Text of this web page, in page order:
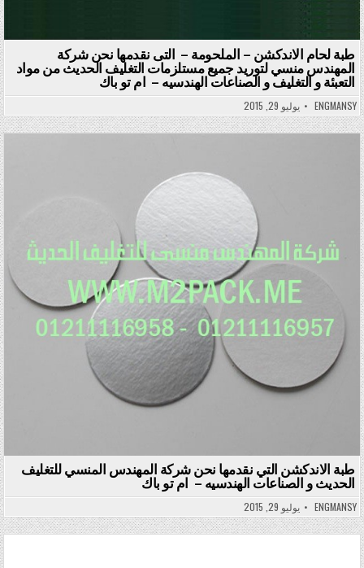
طبة لحام الاندكشن – الملحومة – التى نقدمها نحن شركة
المهندس منسي لتوريد جميع مستلزمات التغليف الحديث من مواد
التعبئة و التغليف و الصناعات الهندسيه – ام تو باك
ENGMANSY يوليو 29, 2015
Posted in
طبة الاندكشن التي نقدمها نحن شركة المهندس المنسي للتغليف
الحديث و الصناعات الهندسيه – ام تو باك
ENGMANSY يوليو 29, 2015